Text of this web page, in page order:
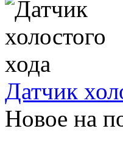
Датчик
Новое на